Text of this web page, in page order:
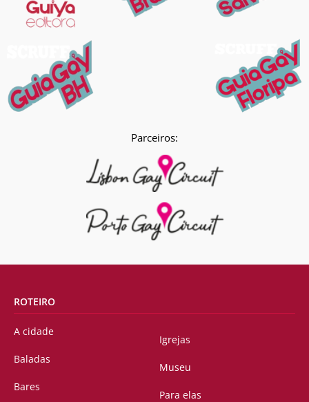
Parceiros:
ROTEIRO
A cidade
Baladas
Bares
Igrejas
Museu
Para elas